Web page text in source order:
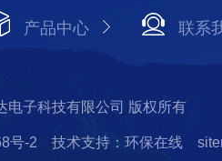
产品中心 联系
电子科技有限公司 版权所有
号-2 技术支持：环保在线